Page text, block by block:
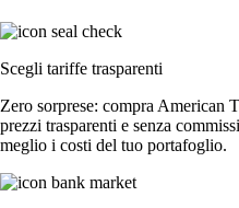
Scegli tariffe trasparenti
Zero sorprese: compra American
prezzi trasparenti e senza
meglio i costi del tuo portafoglio.